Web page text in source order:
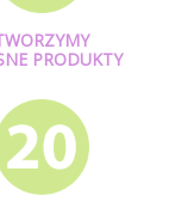
PRODUKTY